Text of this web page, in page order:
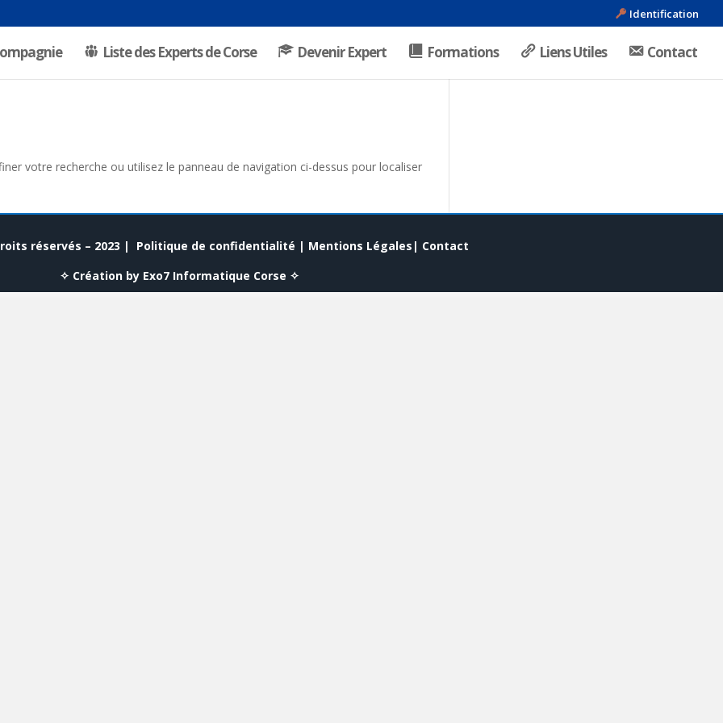
Identification
Liste des Experts de Corse Devenir Expert Formations Liens Utiles Contact
votre recherche ou utilisez le panneau de navigation ci-dessus pour localiser
réservés – 2023 | Politique de confidentialité | Mentions Légales| Contact
✧ Création by Exo7 Informatique Corse ✧